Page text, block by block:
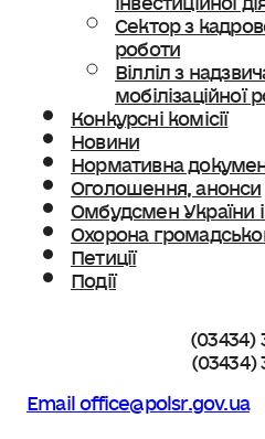
Сектор з
роботи
Вілліл з
мобілізаційної
Конкурсні комісії
Новини
Нормативна
Оголошення, анонси
Омбудсмен України
Охорона
Петиції
Події
(03434)
(03434)
Email office@polsr.gov.ua